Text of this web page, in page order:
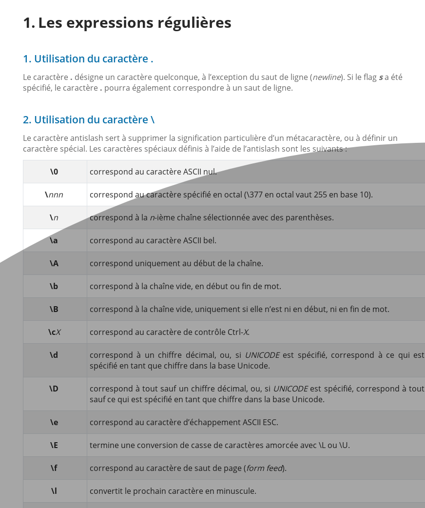
Les expressions régulières
1. Utilisation du caractère .
Le caractère . désigne un caractère quelconque, à l’exception du saut de ligne (newline). Si le flag sa été
spécifié, le caractère . pourra également correspondre à un saut de ligne.
2. Utilisation du caractère \
Le caractère antislash sert à supprimer la signification particulière d’un métacaractère, ou à définir un
caractère spécial. Les caractères spéciaux définis à l’aide de l’antislash sont les suivants :
\0 correspond au caractère ASCII nul.
\nnn correspond au caractère spécifié en octal (\377 en octal vaut 255 en base 10).
\n correspond à la n-ième chaîne sélectionnée avec des parenthèses.
\a correspond au caractère ASCII bel.
\A correspond uniquement au début de la chaîne.
\b correspond à la chaîne vide, en début ou fin de mot.
\B correspond à la chaîne vide, uniquement si elle n’est ni en début, ni en fin de mot.
\cX correspond au caractère de contrôle Ctrl-X.
\d correspond à un chiffre décimal, ou, si UNICODEest spécifié, correspond à ce qui est
spécifié en tant que chiffre dans la base Unicode.
\D correspond à tout sauf un chiffre décimal, ou, si UNICODEest spécifié, correspond à tout
sauf ce qui est spécifié en tant que chiffre dans la base Unicode.
\e correspond au caractère d’échappement ASCII ESC.
\E termine une conversion de casse de caractères amorcée avec \L ou \U.
\f correspond au caractère de saut de page (form feed).
\l convertit le prochain caractère en minuscule.